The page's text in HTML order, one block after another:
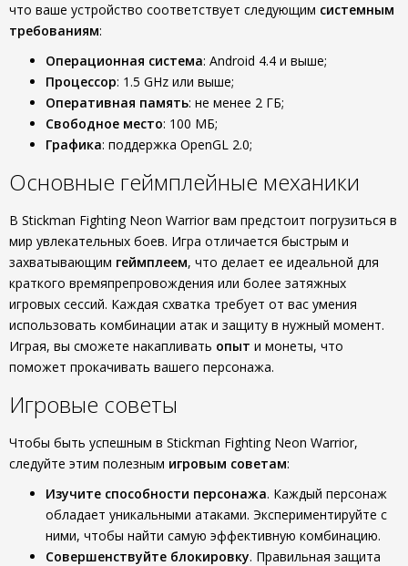
что ваше устройство соответствует следующим системным
требованиям:
Операционная система: Android 4.4 и выше;
Процессор: 1.5 GHz или выше;
Оперативная память: не менее 2 ГБ;
Свободное место: 100 МБ;
Графика: поддержка OpenGL 2.0;
Основные геймплейные механики
В Stickman Fighting Neon Warrior вам предстоит погрузиться в
мир увлекательных боев. Игра отличается быстрым и
захватывающим геймплеем, что делает ее идеальной для
краткого времяпрепровождения или более затяжных
игровых сессий. Каждая схватка требует от вас умения
использовать комбинации атак и защиту в нужный момент.
Играя, вы сможете накапливать опыт и монеты, что
поможет прокачивать вашего персонажа.
Игровые советы
Чтобы быть успешным в Stickman Fighting Neon Warrior,
следуйте этим полезным игровым советам:
Изучите способности персонажа. Каждый персонаж
обладает уникальными атаками. Экспериментируйте с
ними, чтобы найти самую эффективную комбинацию.
Совершенствуйте блокировку. Правильная защита